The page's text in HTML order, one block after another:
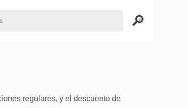
regulares, y el descuento de